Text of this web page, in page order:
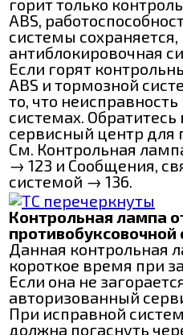
ABS,
системы сохраняется,
антиблокировочная
Если горят
ABS и тормозной
то, что
системах.
сервисный центр для
См. Контрольная
→ 123 и Сообщения,
системой → 136.
Контрольная лампа
противобуксовочной
Данная контрольная
короткое время при
Если она не
авторизованный
При исправной
должна погаснуть